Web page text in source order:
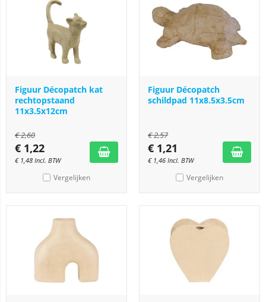
Figuur Décopatch kat
rechtopstaand
11x3.5x12cm
€2,60
€ 1,22
€ 1,48 Incl. BTW
Vergelijken
Figuur Décopatch
schildpad 11x8.5x3.5cm
€2,57
€ 1,21
€ 1,46 Incl. BTW
Vergelijken